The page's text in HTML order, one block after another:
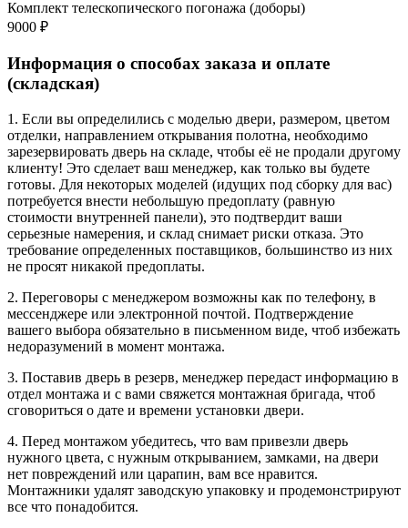
Комплект телескопического погонажа (доборы)
9000 ₽
Информация о способах заказа и оплате
(складская)
1. Если вы определились с моделью двери, размером, цветом
отделки, направлением открывания полотна, необходимо
зарезервировать дверь на складе, чтобы её не продали другому
клиенту! Это сделает ваш менеджер, как только вы будете
готовы. Для некоторых моделей (идущих под сборку для вас)
потребуется внести небольшую предоплату (равную
стоимости внутренней панели), это подтвердит ваши
серьезные намерения, и склад снимает риски отказа. Это
требование определенных поставщиков, большинство из них
не просят никакой предоплаты.
2. Переговоры с менеджером возможны как по телефону, в
мессенджере или электронной почтой. Подтверждение
вашего выбора обязательно в письменном виде, чтоб избежать
недоразумений в момент монтажа.
3. Поставив дверь в резерв, менеджер передаст информацию в
отдел монтажа и с вами свяжется монтажная бригада, чтоб
сговориться о дате и времени установки двери.
4. Перед монтажом убедитесь, что вам привезли дверь
нужного цвета, с нужным открыванием, замками, на двери
нет повреждений или царапин, вам все нравится.
Монтажники удалят заводскую упаковку и продемонстрируют
все что понадобится.